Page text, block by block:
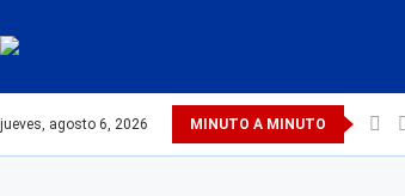
jueves, agosto 6, 2026 MINUTO A MINUTO